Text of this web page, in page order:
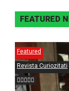
FEATURED
Featured
Revista Curiozitati